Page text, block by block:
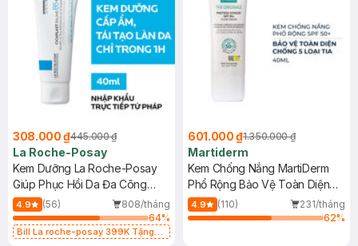
308.000 ₫445.000 ₫
La Roche-Posay
Kem Dưỡng La Roche-Posay
Giúp Phục Hồi Da Đa Công
Dụng 40ml
4.9 (56)
808/tháng
64%
Bill La roche-posay 399K Tặng
601.000 ₫1.350.000 ₫
Martiderm
Kem Chống Nắng MartiDerm
Phổ Rộng Bảo Vệ Toàn Diện
40ml
4.9 (110)
231/tháng
62%